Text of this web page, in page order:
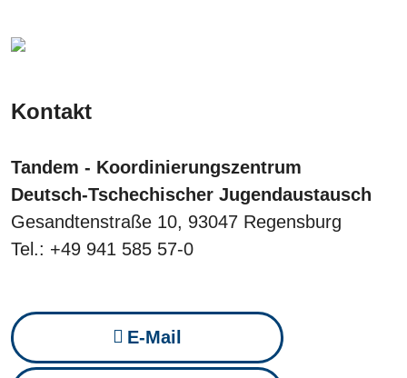
Kontakt
Tandem - Koordinierungszentrum
Deutsch-Tschechischer Jugendaustausch
Gesandtenstraße 10, 93047 Regensburg
Tel.: +49 941 585 57-0
E-Mail